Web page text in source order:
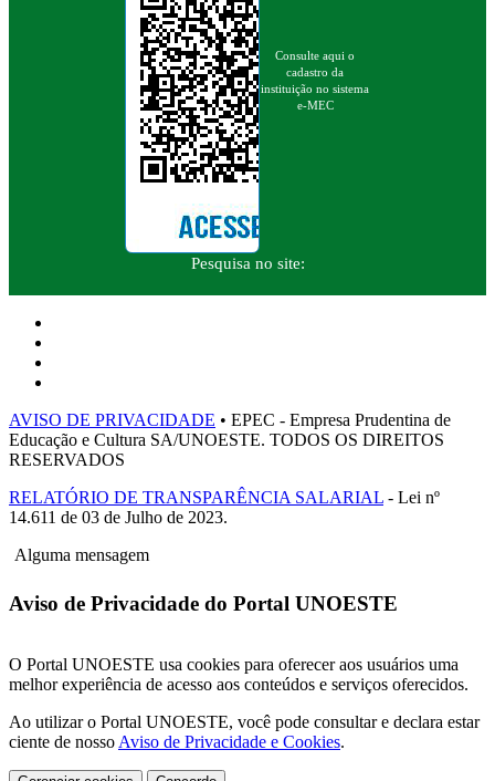
Consulte aqui o
cadastro da
instituição no sistema
e-MEC
Pesquisa no site:
AVISO DE PRIVACIDADE • EPEC - Empresa Prudentina de
Educação e Cultura SA/UNOESTE. TODOS OS DIREITOS
RESERVADOS
RELATÓRIO DE TRANSPARÊNCIA SALARIAL - Lei nº
14.611 de 03 de Julho de 2023.
Alguma mensagem
Aviso de Privacidade do Portal UNOESTE
O Portal UNOESTE usa cookies para oferecer aos usuários uma
melhor experiência de acesso aos conteúdos e serviços oferecidos.
Ao utilizar o Portal UNOESTE, você pode consultar e declara estar
ciente de nosso Aviso de Privacidade e Cookies.